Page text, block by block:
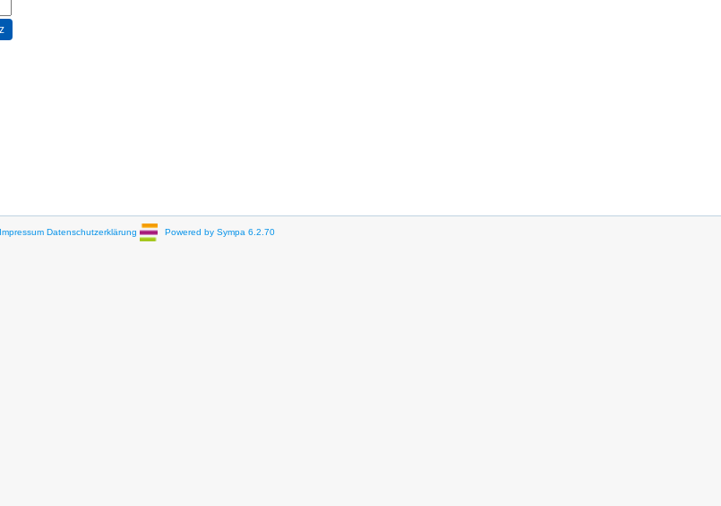
Impressum Datenschutzerklärung Powered by Sympa 6.2.70